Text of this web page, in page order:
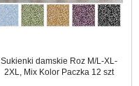
Sukienki damskie Roz M/L-XL-
2XL, Mix Kolor Paczka 12 szt